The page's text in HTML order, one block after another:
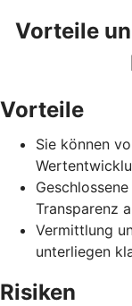
Vorteile
Vorteile
Sie können
Transparenz
Vermittlung
unterliegen
Risiken